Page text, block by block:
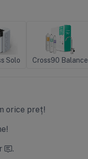
Solo Cross90 Balance
orice preț!
.